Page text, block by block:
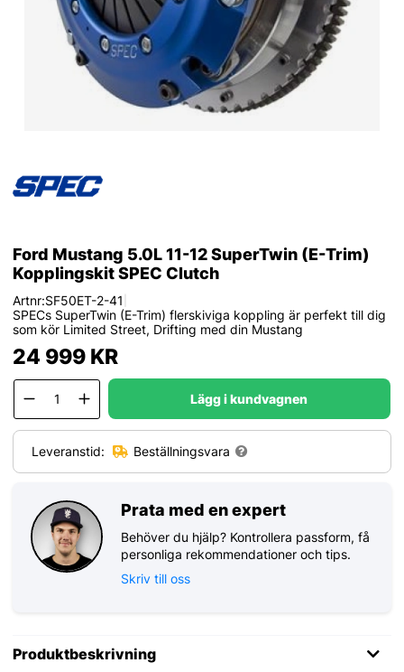
Ford Mustang 5.0L 11-12 SuperTwin (E-Trim)
Kopplingskit SPEC Clutch
Artnr:SF50ET-2-41
SPECs SuperTwin (E-Trim) flerskiviga koppling är perfekt till dig
som kör Limited Street, Drifting med din Mustang
24 999KR
Lägg i kundvagnen
Leveranstid: Beställningsvara
Prata med en expert
Behöver du hjälp? Kontrollera passform, få
personliga rekommendationer och tips.
Skriv till oss
Produktbeskrivning